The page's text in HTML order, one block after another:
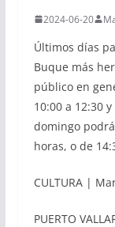
2024-06-20
Últimos días
Buque más
público en
10:00 a 12:30
domingo
horas, o de
CULTURA |
PUERTO